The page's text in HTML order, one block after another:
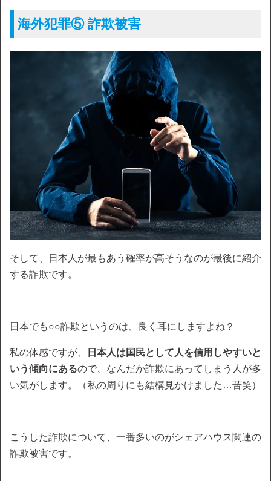
海外犯罪⑤ 詐欺被害
そして、日本人が最もあう確率が高そうなのが最後に紹介
する詐欺です。
日本でも○○詐欺というのは、良く耳にしますよね？
私の体感ですが、
日本人は国民として人を信用しやすいと
いう傾向にあるので、なんだか詐欺にあってしまう人が多
い気がします。（私の周りにも結構見かけました…苦笑）
こうした詐欺について、一番多いのがシェアハウス関連の
詐欺被害です。